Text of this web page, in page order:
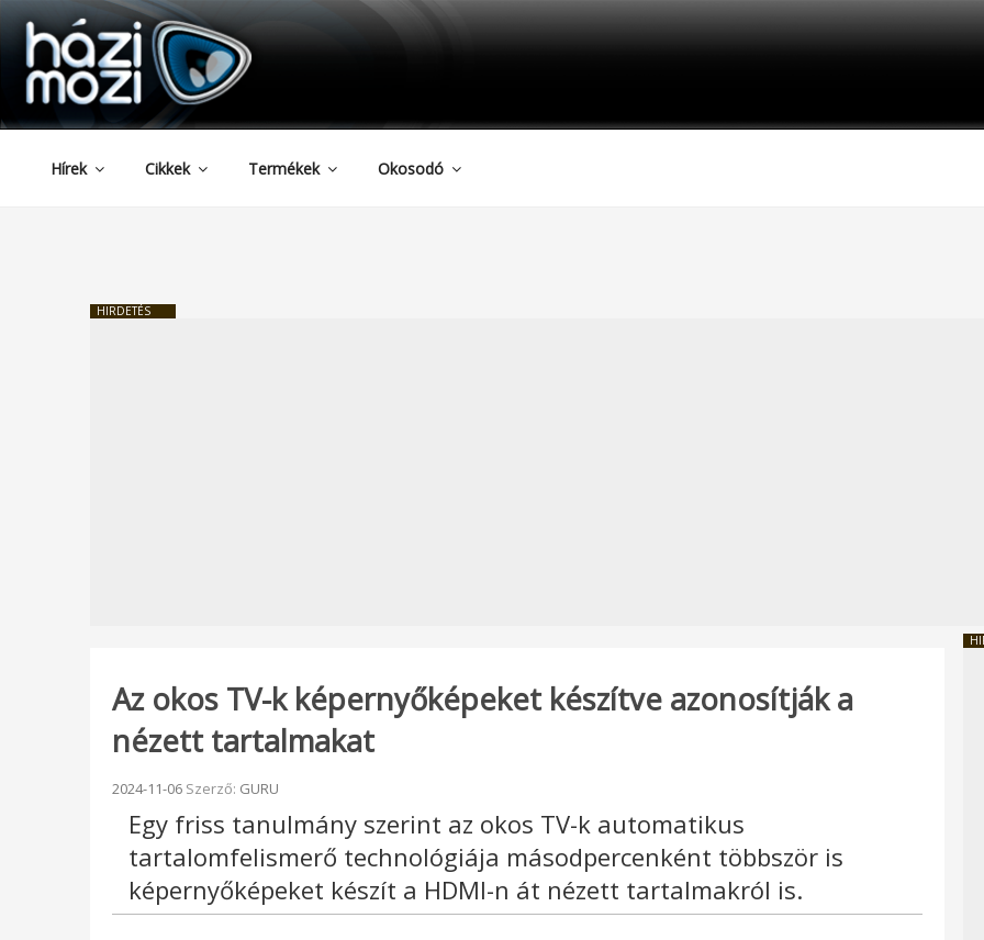
Tartalomhoz
HAZIMOZI
Hírek Cikkek Termékek Okosodó
HIRDETÉS
Az okos TV-k képernyőképeket készítve azonosítják a
nézett tartalmakat
Beküldve:
2024-11-06 Szerző: GURU
Egy friss tanulmány szerint az okos TV-k automatikus
tartalomfelismerő technológiája másodpercenként többször is
képernyőképeket készít a HDMI-n át nézett tartalmakról is.